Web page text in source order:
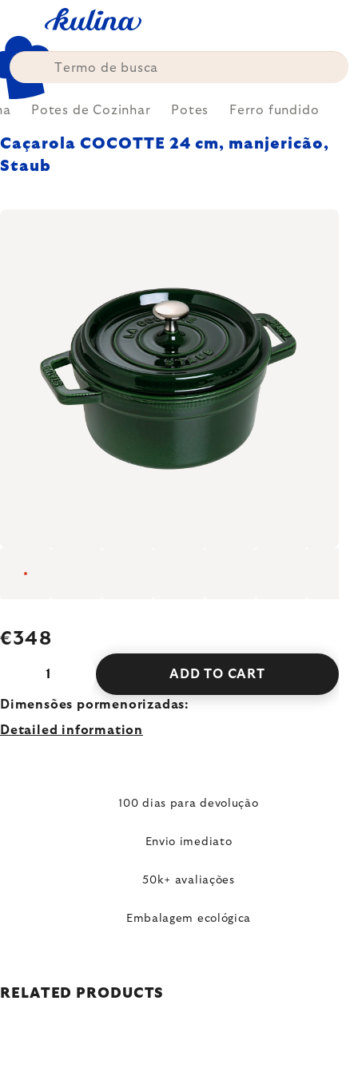
content
Potes de Cozinhar Potes Ferro fundido
Caçarola COCOTTE 24 cm, manjericão,
Staub
€348
ADD TO CART
Dimensões pormenorizadas:
Detailed information
100 dias para devolução
Envio imediato
50k+ avaliações
Embalagem ecológica
RELATED PRODUCTS